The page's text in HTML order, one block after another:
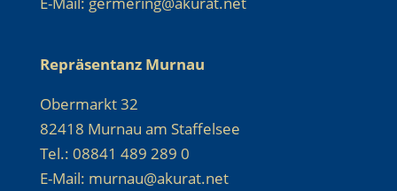
Repräsentanz Murnau
Obermarkt 32
82418 Murnau am Staffelsee
Tel.: 08841 489 289 0
E-Mail: murnau@akurat.net